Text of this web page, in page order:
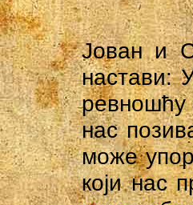
Јован и
настави:
ревношћу
нас
може
који нас